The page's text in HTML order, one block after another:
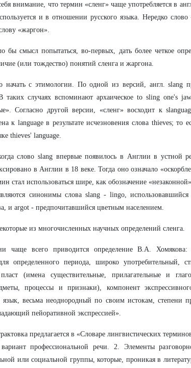
внимание, что термин «сленг» чаще употребляется в
и в отношении русского языка. Нередко слово
«жаргон».
бы смысл попытаться, во-первых, дать более четкое
(или тождество) понятий сленга и жаргона.
начать с этимологии. По одной из версий, англ. slang
таких случаях вспоминают архаическое to sling one's
Согласно другой версии, «сленг» восходит к
к language в результате исчезновения слова thieves; то
thieves' language.
слово slang впервые появилось в Англии в устной
в Англии в 18 веке. Тогда оно означало
стал использоваться шире, как обозначение
синонимы слова slang - lingo,
и argot - предпочитавшийся цветным населением.
из многочисленных научных определений сленга.
чаще всего приводится определение В.А.
определенного периода, широко употребительный,
пласт (имена существительные, прилагательные и
процессы и признаки), компонент
язык, весьма неоднородный по своим истокам, степени
пейоративной экспрессией».
предлагается в «Словаре лингвистических
профессиональной речи. 2. Элементы
или социальной группы, которые, проникая в